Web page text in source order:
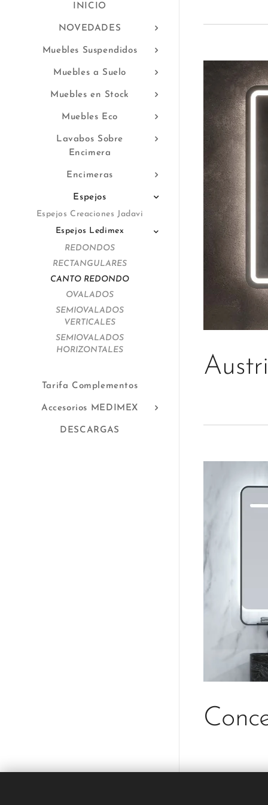
INICIO
NOVEDADES
Muebles Suspendidos
Muebles a Suelo
Muebles en Stock
Muebles Eco
Lavabos Sobre
Encimera
Encimeras
Espejos
Espejos Creaciones Jadavi
Espejos Ledimex
REDONDOS
RECTANGULARES
CANTO REDONDO
OVALADOS
SEMIOVALADOS
VERTICALES
SEMIOVALADOS
HORIZONTALES
Tarifa Complementos
Accesorios MEDIMEX
DESCARGAS